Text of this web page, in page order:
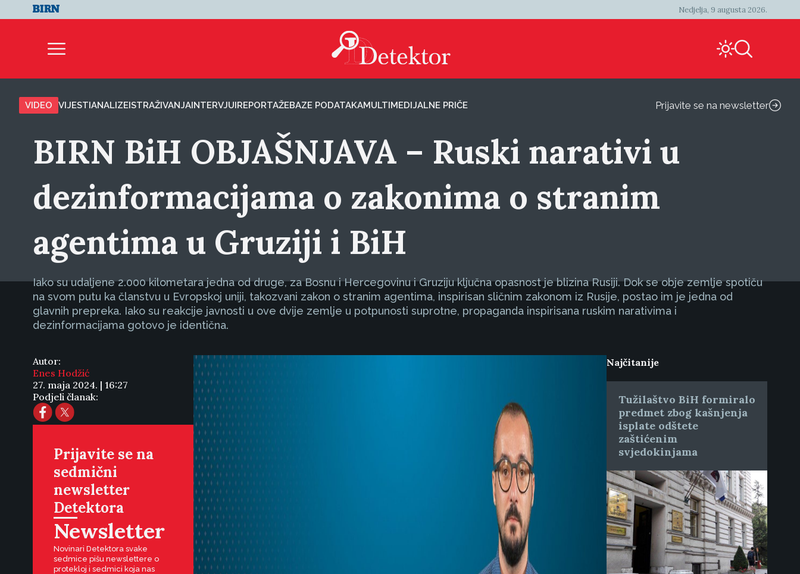
Nedjelja, 9 augusta 2026.
VIDEO VIJESTIANALIZEISTRAŽIVANJAINTERVJUIREPORTAŽEBAZE PODATAKAMULTIMEDIJALNE PRIČE Prijavite se na newsletter
BIRN BiH OBJAŠNJAVA – Ruski narativi u
dezinformacijama o zakonima o stranim
agentima u Gruziji i BiH
Iako su udaljene 2.000 kilometara jedna od druge, za Bosnu i Hercegovinu i Gruziju ključna opasnost je blizina Rusiji. Dok se obje zemlje spotiču
na svom putu ka članstvu u Evropskoj uniji, takozvani zakon o stranim agentima, inspirisan sličnim zakonom iz Rusije, postao im je jedna od
glavnih prepreka. Iako su reakcije javnosti u ove dvije zemlje u potpunosti suprotne, propaganda inspirisana ruskim narativima i
dezinformacijama gotovo je identična.
Autor:
Enes Hodžić
27. maja 2024. | 16:27
Podjeli članak:
Prijavite se na
sedmični
newsletter
Detektora
Newsletter
Novinari Detektora svake
sedmice pišu newslettere o
protekloj i sedmici koja nas
Najčitanije
Tužilaštvo BiH formiralo
predmet zbog kašnjenja
isplate odštete
zaštićenim
svjedokinjama